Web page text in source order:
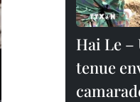
Hai Le –
tenue